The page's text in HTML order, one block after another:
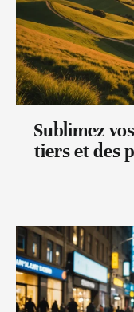
Sublimez
tiers et des